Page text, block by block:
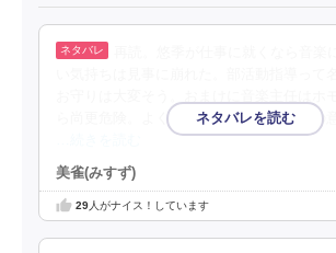
ら尚更危険。よく切り抜けたもんだ。圭の
美雀(みすず)
29人がナイス！しています